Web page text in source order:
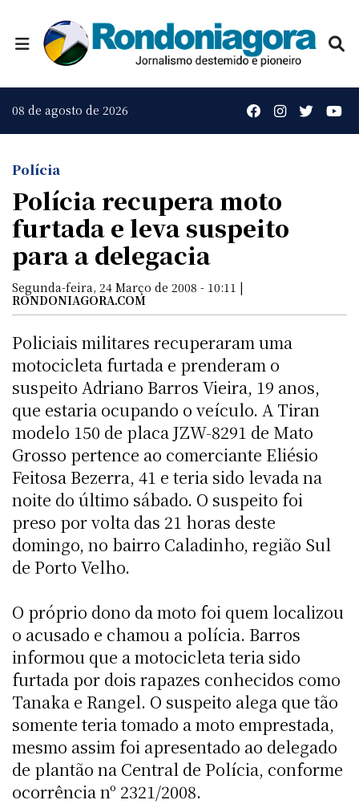
08 de agosto de 2026
Polícia
Polícia recupera moto
furtada e leva suspeito
para a delegacia
Segunda-feira, 24 Março de 2008 - 10:11 |
RONDONIAGORA.COM
Policiais militares recuperaram uma
motocicleta furtada e prenderam o
suspeito Adriano Barros Vieira, 19 anos,
que estaria ocupando o veículo. A Tiran
modelo 150 de placa JZW-8291 de Mato
Grosso pertence ao comerciante Eliésio
Feitosa Bezerra, 41 e teria sido levada na
noite do último sábado. O suspeito foi
preso por volta das 21 horas deste
domingo, no bairro Caladinho, região Sul
de Porto Velho.
O próprio dono da moto foi quem localizou
o acusado e chamou a polícia. Barros
informou que a motocicleta teria sido
furtada por dois rapazes conhecidos como
Tanaka e Rangel. O suspeito alega que tão
somente teria tomado a moto emprestada,
mesmo assim foi apresentado ao delegado
de plantão na Central de Polícia, conforme
ocorrência nº 2321/2008.